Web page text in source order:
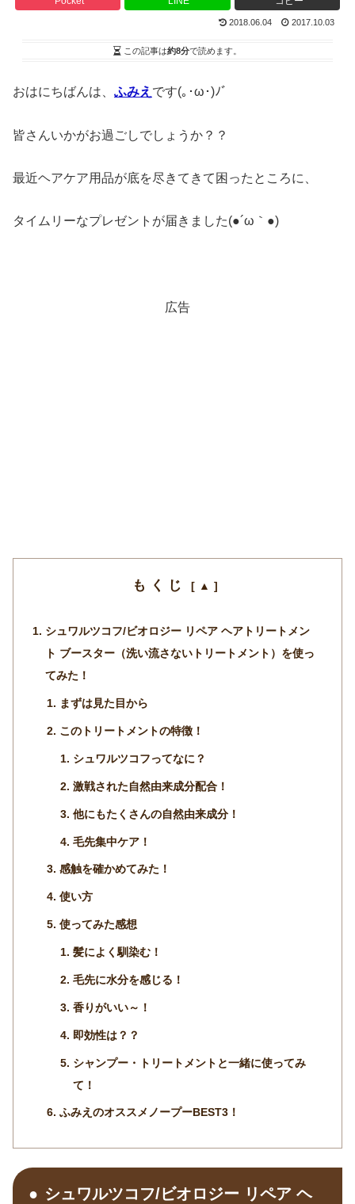
2018.06.04 2017.10.03
この記事は約8分で読めます。
おはにちばんは、 ふみえ です(｡･ω･)ﾉﾞ
皆さんいかがお過ごしでしょうか？？
最近ヘアケア用品が底を尽きてきて困ったところに、
タイムリーなプレゼントが届きました(●´ω｀●)
広告
もくじ
シュワルツコフ/ビオロジー リペア ヘアトリートメン
ト ブースター（洗い流さないトリートメント）を使っ
てみた！
まずは見た目から
このトリートメントの特徴！
シュワルツコフってなに？
激戦された自然由来成分配合！
他にもたくさんの自然由来成分！
毛先集中ケア！
感触を確かめてみた！
使い方
使ってみた感想
髪によく馴染む！
毛先に水分を感じる！
香りがいい～！
即効性は？？
シャンプー・トリートメントと一緒に使ってみ
て！
ふみえのオススメノープーBEST3！
シュワルツコフ/ビオロジー リペア ヘ